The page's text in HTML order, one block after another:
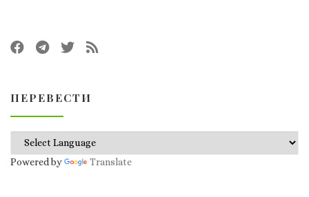
ПЕРЕВЕСТИ
Powered by Translate